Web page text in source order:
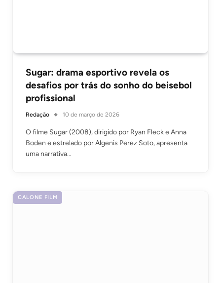
Sugar: drama esportivo revela os
desafios por trás do sonho do beisebol
profissional
Redação 10 de março de 2026
O filme Sugar (2008), dirigido por Ryan Fleck e Anna
Boden e estrelado por Algenis Perez Soto, apresenta
uma narrativa…
CALONE FILM